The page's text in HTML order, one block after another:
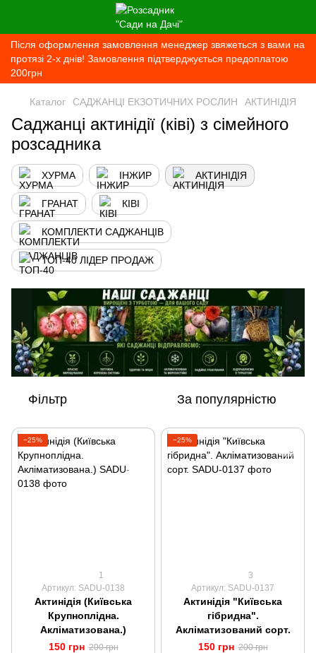
Після оформлення замовлення менеджер звяжеться з вами на
протязі 2-х днів! Замовлення підтверджується предоплатою
200грн
Каталог САДЖАНЦІ ЕКЗОТИЧНИХ РОСЛИН АКТИНІДІЯ
Саджанці актинідії (ківі) з сімейного
розсадника
ХУРМА ІНЖИР АКТИНІДІЯ
ГРАНАТ КІВІ
КОМПЛЕКТИ САДЖАНЦІВ
ТОП-40 ЛІДЕР ПРОДАЖ
Фільтр За популярністю
−25%
1
Артикул: SADU-0138
Актинідія (Київська
Крупноплідна.
Акліматизована.)
150 грн 200 грн
−25%
3
Артикул: SADU-0137
Актинідія "Київська
гібридна".
Акліматизований сорт.
150 грн 200 грн